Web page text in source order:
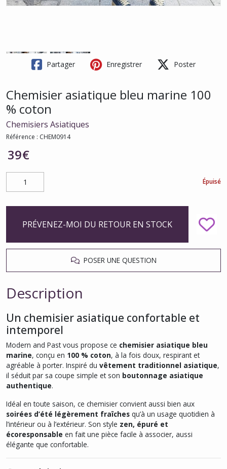
Partager Enregistrer Poster
Chemisier asiatique bleu marine 100
% coton
Chemisiers Asiatiques
Référence : CHEM0914
39€
Épuisé
PRÉVENEZ-MOI DU RETOUR EN STOCK
POSER UNE QUESTION
Description
Un chemisier asiatique confortable et
intemporel
Modern and Past vous propose ce chemisier asiatique bleu
marine, conçu en 100 % coton, à la fois doux, respirant et
agréable à porter. Inspiré du vêtement traditionnel asiatique,
il séduit par sa coupe simple et son boutonnage asiatique
authentique.
Idéal en toute saison, ce chemisier convient aussi bien aux
soirées d’été légèrement fraîches qu’à un usage quotidien à
l’intérieur ou à l’extérieur. Son style zen, épuré et
écoresponsable en fait une pièce facile à associer, aussi
élégante que confortable.